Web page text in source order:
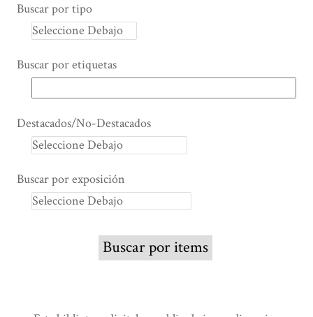
Buscar por tipo
Buscar por etiquetas
Destacados/No-Destacados
Buscar por exposición